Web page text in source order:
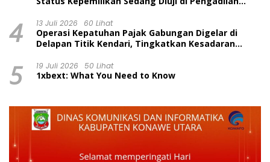
Dinilai Prematur
4 13 Juli 2026 60 Lihat
Operasi Kepatuhan Pajak Gabungan Digelar di
Delapan Titik Kendari, Tingkatkan Kesadaran
5 19 Juli 2026 50 Lihat
1xbext: What You Need to Know